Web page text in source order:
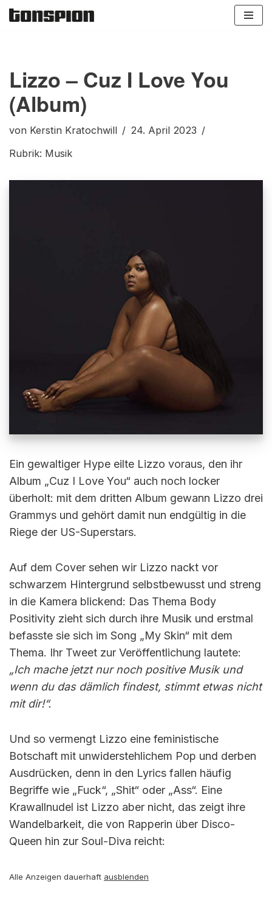
Lizzo – Cuz I Love You
(Album)
von Kerstin Kratochwill
24. April 2023
Rubrik: Musik
Ein gewaltiger Hype eilte Lizzo voraus, den ihr
Album „Cuz I Love You“ auch noch locker
überholt: mit dem dritten Album gewann Lizzo drei
Grammys und gehört damit nun endgültig in die
Riege der US-Superstars.
Auf dem Cover sehen wir Lizzo nackt vor
schwarzem Hintergrund selbstbewusst und streng
in die Kamera blickend: Das Thema Body
Positivity zieht sich durch ihre Musik und erstmal
befasste sie sich im Song „My Skin“ mit dem
Thema. Ihr Tweet zur Veröffentlichung lautete:
„Ich mache jetzt nur noch positive Musik und
wenn du das dämlich findest, stimmt etwas nicht
mit dir!“.
Und so vermengt Lizzo eine feministische
Botschaft mit unwiderstehlichem Pop und derben
Ausdrücken, denn in den Lyrics fallen häufig
Begriffe wie „Fuck“, „Shit“ oder „Ass“. Eine
Krawallnudel ist Lizzo aber nicht, das zeigt ihre
Wandelbarkeit, die von Rapperin über Disco-
Queen hin zur Soul-Diva reicht:
Alle Anzeigen dauerhaft ausblenden